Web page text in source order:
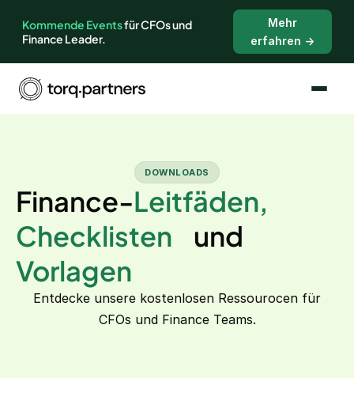
Kommende Eventsfür CFOs und
Finance Leader.
Mehr
erfahren →
DOWNLOADS
Finance-Leitfäden,
Checklisten und
Vorlagen
Entdecke unsere kostenlosen Ressourocen für
CFOs und Finance Teams.